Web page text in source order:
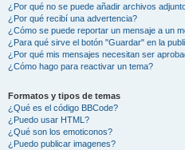
¿Por qué no se puede añadir archivos
¿Por qué recibí una advertencia?
¿Cómo se puede reportar un mensaje a un
¿Para qué sirve el botón "Guardar" en la
¿Por qué mis mensajes necesitan ser
¿Cómo hago para reactivar un tema?
Formatos y tipos de temas
¿Qué es el código BBCode?
¿Puedo usar HTML?
¿Qué son los emoticonos?
¿Puedo publicar imagenes?